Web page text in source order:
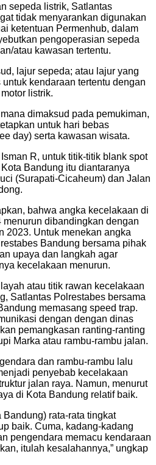
sepeda listrik, Satlantas
tidak menyarankan digunakan
ketentuan Permenhub, dalam
pengoperasian sepeda
atau kawasan tertentu.
lajur sepeda; atau lajur yang
kendaraan tertentu dengan
listrik.
dimaksud pada pemukiman,
untuk hari bebas
day) serta kawasan wisata.
R, untuk titik-titik blank spot
Bandung itu diantaranya
(Surapati-Cicaheum) dan Jalan
bahwa angka kecelakaan di
menurun dibandingkan dengan
2023. Untuk menekan angka
Bandung bersama pihak
upaya dan langkah agar
kecelakaan menurun.
atau titik rawan kecelakaan
Satlantas Polrestabes bersama
memasang speed trap.
dengan dengan dinas
pemangkasan ranting-ranting
Marka atau rambu-rambu jalan.
dan rambu-rambu lalu
penyebab kecelakaan
jalan raya. Namun, menurut
di Kota Bandung relatif baik.
rata-rata tingkat
baik. Cuma, kadang-kadang
pengendara memacu kendaraan
itulah kesalahannya,” ungkap